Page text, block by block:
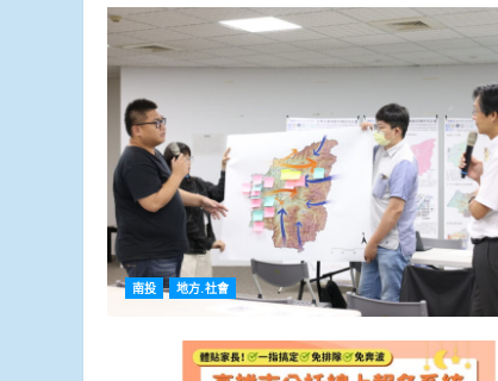
南投 地方.社會